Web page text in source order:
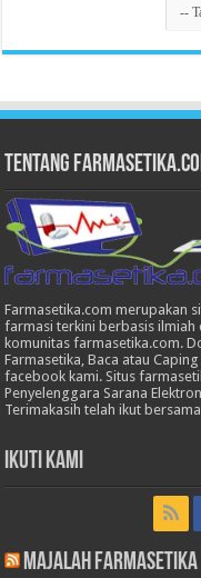
Tentang
Farmasetika.com merupakan
farmasi terkini berbasis ilmiah
komunitas farmasetika.com.
Farmasetika, Baca atau
facebook kami. Situs
Penyelenggara Sarana
Terimakasih telah ikut
Ikuti Kami
Majalah Farmasetika